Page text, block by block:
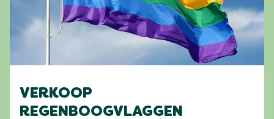
VERKOOP
REGENBOOGVLAGGEN